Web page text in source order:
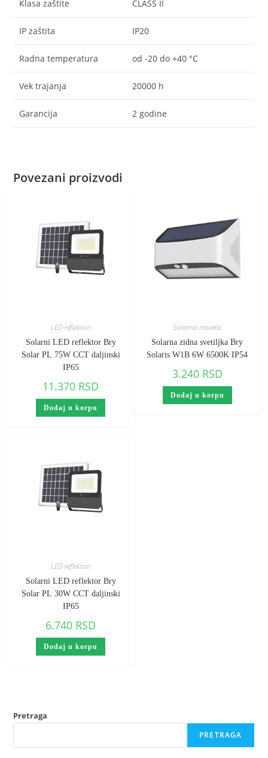
Klasa zaštite CLASS II
IP zaštita IP20
Radna temperatura od -20 do +40 °C
Vek trajanja 20000 h
Garancija 2 godine
Povezani proizvodi
LED reflektori
Solarni LED reflektor Bry
Solar PL 75W CCT daljinski
IP65
11.370 RSD
Dodaj u korpu
Solarna rasveta
Solarna zidna svetiljka Bry
Solaris W1B 6W 6500K IP54
3.240 RSD
Dodaj u korpu
LED reflektori
Solarni LED reflektor Bry
Solar PL 30W CCT daljinski
IP65
6.740 RSD
Dodaj u korpu
Pretraga
PRETRAGA